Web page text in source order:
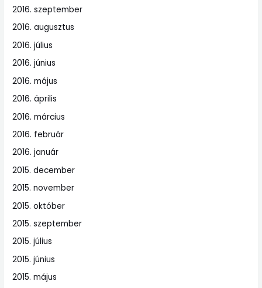
2016. szeptember
2016. augusztus
2016. július
2016. június
2016. május
2016. április
2016. március
2016. február
2016. január
2015. december
2015. november
2015. október
2015. szeptember
2015. július
2015. június
2015. május